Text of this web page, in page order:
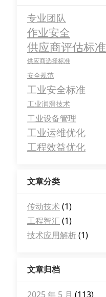
专业团队
作业安全
供应商评估标准
供应商选择标准
安全规范
工业安全标准
工业润滑技术
工业设备管理
工业运维优化
工程效益优化
文章分类
传动技术(1)
工程智汇 (1)
技术应用解析(1)
文章归档
2025 年 5 月 (113)